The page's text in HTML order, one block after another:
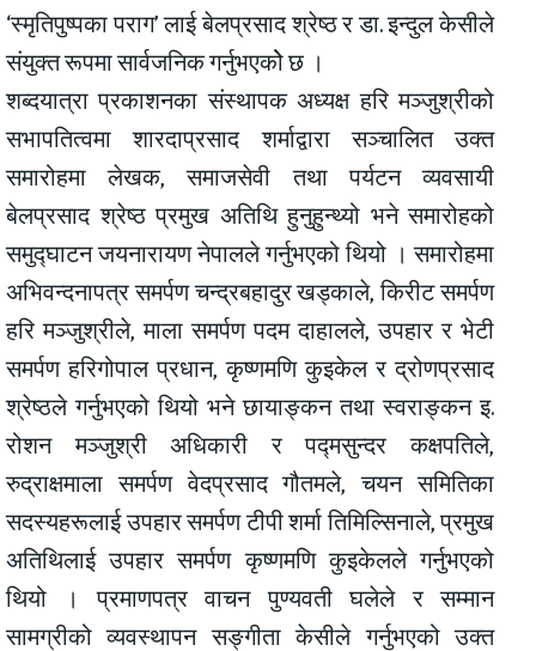
‘स्मृतिपुष्पका पराग’ लाई बेलप्रसाद श्रेष्ठ र डा. इन्दुल केसीले
संयुक्त रूपमा सार्वजनिक गर्नुभएकोे छ ।
शब्दयात्रा प्रकाशनका संस्थापक अध्यक्ष हरि मञ्जुश्रीको
सभापतित्वमा शारदाप्रसाद शर्माद्वारा सञ्चालित उक्त
समारोहमा लेखक, समाजसेवी तथा पर्यटन व्यवसायी
बेलप्रसाद श्रेष्ठ प्रमुख अतिथि हुनुहुन्थ्यो भने समारोहको
समुद्घाटन जयनारायण नेपालले गर्नुभएको थियो । समारोहमा
अभिवन्दनापत्र समर्पण चन्द्रबहादुर खड्काले, किरीट समर्पण
हरि मञ्जुश्रीले, माला समर्पण पदम दाहालले, उपहार र भेटी
समर्पण हरिगोपाल प्रधान, कृष्णमणि कुइकेल र द्रोणप्रसाद
श्रेष्ठले गर्नुभएको थियो भने छायाङ्कन तथा स्वराङ्कन इ.
रोशन मञ्जुश्री अधिकारी र पद्मसुन्दर कक्षपतिले,
रुद्राक्षमाला समर्पण वेदप्रसाद गौतमले, चयन समितिका
सदस्यहरूलाई उपहार समर्पण टीपी शर्मा तिमिल्सिनाले, प्रमुख
अतिथिलाई उपहार समर्पण कृष्णमणि कुइकेलले गर्नुभएको
थियो । प्रमाणपत्र वाचन पुण्यवती घलेले र सम्मान
सामग्रीको व्यवस्थापन सङ्गीता केसीले गर्नुभएको उक्त